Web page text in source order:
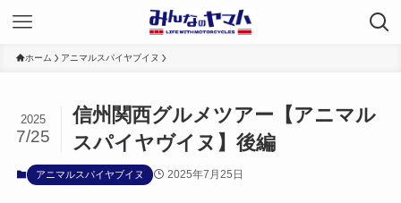
ホーム アニマルスパイヤブイヌ
信州関西グルメツアー【アニマル
スパイヤヴイヌ】後編
2025
7/25
アニマルスパイヤブイヌ 2025年7月25日